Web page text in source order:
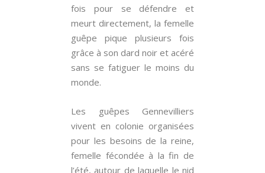
fois pour se défendre et
meurt directement, la femelle
guêpe pique plusieurs fois
grâce à son dard noir et acéré
sans se fatiguer le moins du
monde.
Les guêpes Gennevilliers
vivent en colonie organisées
pour les besoins de la reine,
femelle fécondée à la fin de
l’été, autour de laquelle le nid